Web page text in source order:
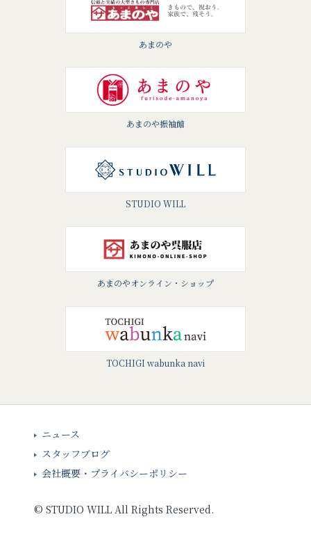
あまのや
あまのや振袖館
STUDIO WILL
あまのやオンライン・ショップ
TOCHIGI wabunka navi
ニュース
スタッフブログ
会社概要・プライバシーポリシー
©STUDIO WILL All Rights Reserved.